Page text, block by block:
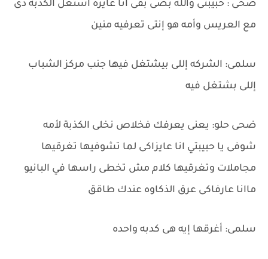
ضحى : حبيبتى والله بصى بقى أنا عايزة أستغل الكدبه دى
مع العريس وأمه هو إنتى تعرفيه منين
سلمى: الشركه إللى بيشتغل فيها جنب مركز الشباب
إللى بشتغل فيه
ضحى حلو: يعنى يعرفك فخلاص نخلى الكذبة لأمه
شوفى يا حبيبتي انا عايزاكى لما تشوفيها تغرقيها
مجاملات وتغرقيها كلام مش تخطى راسها في البانيو
ماانا عارفاكى عرق الذكاوه عندك طاقق
سلمى: أغرقها إيه هى كدبه واحده